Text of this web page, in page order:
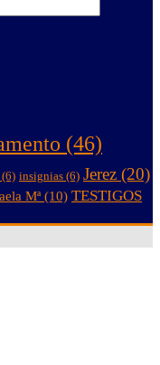
(46)
(6) insignias (6) Jerez (20)
Mª (10) TESTIGOS